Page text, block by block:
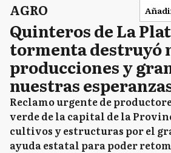
AGRO
Quinteros de La
tormenta destruyó
producciones y
nuestras
Reclamo urgente de
verde de la capital de la
cultivos y estructuras por el
ayuda estatal para poder